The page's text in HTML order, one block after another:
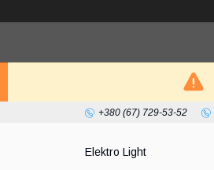
+380 (67) 729-53-52
Elektro Light